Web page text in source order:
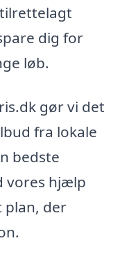
dig for
løb.
gør vi det
fra lokale
bedste
vores hjælp
plan, der